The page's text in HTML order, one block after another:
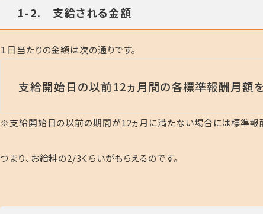
1-2. 支給される金額
１日当たりの金額は次の通りです。
支給開始日の以前12ヵ月間の各標準報酬月
※支給開始日の以前の期間が12ヵ月に満たない場合には標準報
つまり、お給料の2/3くらいがもらえるのです。